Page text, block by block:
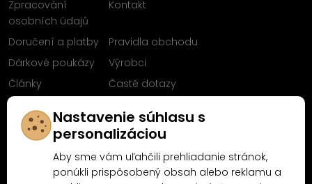
Zpracování
osobních údajů
Kontakt
Doručení a platby
Pravidla obchodu
Dárkové poukázy
Výrobci
Články
Časté dotazy
FacebookuNastavenie súhlasu s
personalizáciou
Aby sme vám uľahčili prehliadanie stránok,
ponúkli prispôsobený obsah alebo reklamu a